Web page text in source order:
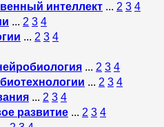
интеллект ... 2 3 4
... 2 3 4
... 2 3 4
... 2 3 4
... 2 3 4
... 2 3 4
развитие ... 2 3 4